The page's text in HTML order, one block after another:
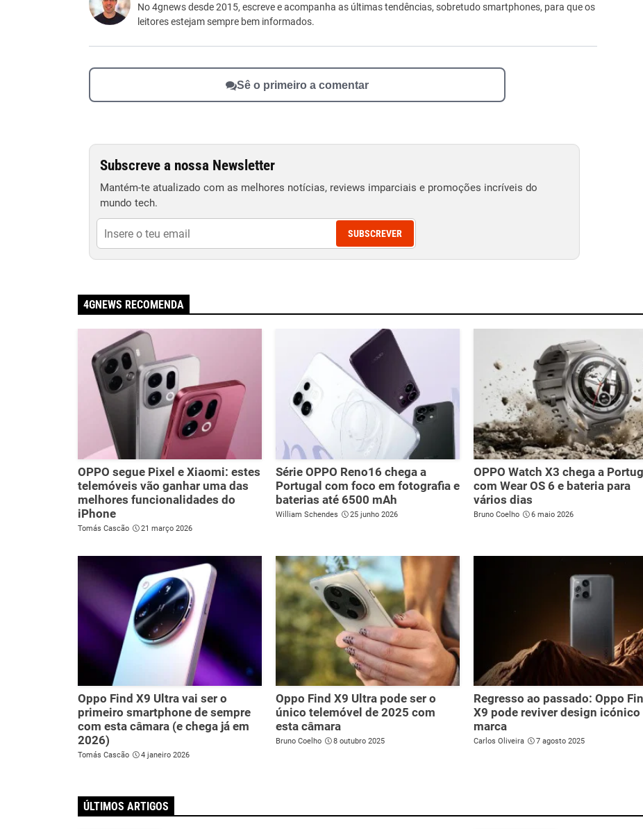
Este conteúdo não tem a informação que procuro
No 4gnews desde 2015, escreve e acompanha as últimas tendências, sobretudo smartphones, para que os
leitores estejam sempre bem informados.
Sê o primeiro a comentar
Subscreve a nossa Newsletter
Mantém-te atualizado com as melhores notícias, reviews imparciais e promoções incríveis do
mundo tech.
SUBSCREVER
4GNEWS RECOMENDA
OPPO segue Pixel e Xiaomi: estes
telemóveis vão ganhar uma das
melhores funcionalidades do
iPhone
Tomás Cascão 21 março 2026
Série OPPO Reno16 chega a
Portugal com foco em fotografia e
baterias até 6500 mAh
William Schendes 25 junho 2026
OPPO Watch X3 chega a
com Wear OS 6 e bateria para
vários dias
Bruno Coelho 6 maio 2026
Oppo Find X9 Ultra vai ser o
primeiro smartphone de sempre
com esta câmara (e chega já em
2026)
Tomás Cascão 4 janeiro 2026
Oppo Find X9 Ultra pode ser o
único telemóvel de 2025 com
esta câmara
Bruno Coelho 8 outubro 2025
Regresso ao passado: Oppo
X9 pode reviver design icónico
marca
Carlos Oliveira 7 agosto 2025
ÚLTIMOS ARTIGOS